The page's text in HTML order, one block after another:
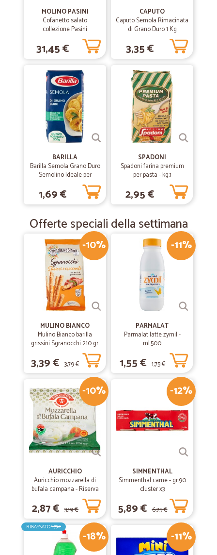
MOLINO PASINI
Cofanetto salato
collezione Pasini
31,45 €
CAPUTO
Caputo Semola Rimacinata
di Grano Duro 1 Kg
3,35 €
BARILLA
Barilla Semola Grano Duro
Semolino Ideale per
Gnocchi alla Romana e
Minestre 300g
1,69 €
SPADONI
Spadoni farina premium
per pasta - kg.1
2,95 €
Offerte speciali della settimana
-10%
MULINO BIANCO
Mulino Bianco barilla
grissini Sgranocchi 210 gr.
3,39 € 3,79 €
-11%
PARMALAT
Parmalat latte zymil -
ml.500
1,55 € 1,75 €
-10%
AURICCHIO
Auricchio mozzarella di
bufala campana - Riserva
esclusiva gr.125
2,87 € 3,19 €
-12%
SIMMENTHAL
Simmenthal carne - gr.90
cluster x3
5,89 € 6,75 €
-18%
RIBASSATO1,79€
-11%